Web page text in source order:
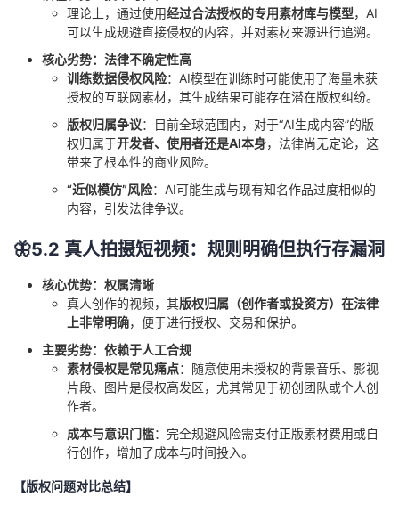
理论上，通过使用经过合法授权的专用素材库与模型，AI
可以生成规避直接侵权的内容，并对素材来源进行追溯。
核心劣势：法律不确定性高
训练数据侵权风险：AI模型在训练时可能使用了海量未获
授权的互联网素材，其生成结果可能存在潜在版权纠纷。
版权归属争议：目前全球范围内，对于“AI生成内容”的版
权归属于开发者、使用者还是AI本身，法律尚无定论，这
带来了根本性的商业风险。
“近似模仿”风险：AI可能生成与现有知名作品过度相似的
内容，引发法律争议。
🦋5.2 真人拍摄短视频：规则明确但执行存漏洞
核心优势：权属清晰
真人创作的视频，其版权归属（创作者或投资方）在法律
上非常明确，便于进行授权、交易和保护。
主要劣势：依赖于人工合规
素材侵权是常见痛点：随意使用未授权的背景音乐、影视
片段、图片是侵权高发区，尤其常见于初创团队或个人创
作者。
成本与意识门槛：完全规避风险需支付正版素材费用或自
行创作，增加了成本与时间投入。
【版权问题对比总结】